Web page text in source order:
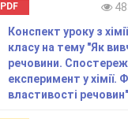
PDF
Конспект уроку з
класу на тему "Як
речовини.
експеримент у хімії.
властивості